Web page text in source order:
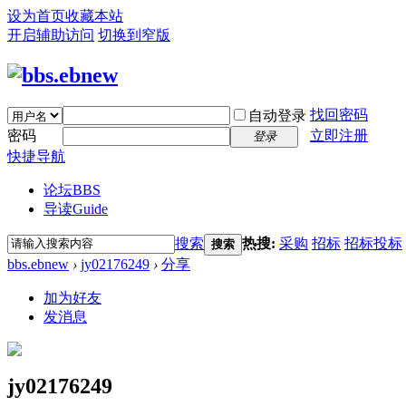
设为首页收藏本站
开启辅助访问 切换到窄版
自动登录 找回密码
密码
登录
立即注册
快捷导航
论坛BBS
导读Guide
搜索 搜索 热搜: 采购 招标 招标投标
bbs.ebnew › jy02176249 › 分享
加为好友
发消息
jy02176249